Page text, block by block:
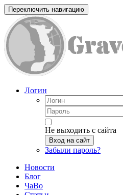
Переключить навигацию
Логин
Не выходить с сайта
Вход на сайт
Забыли пароль?
Новости
Блог
ЧаВо